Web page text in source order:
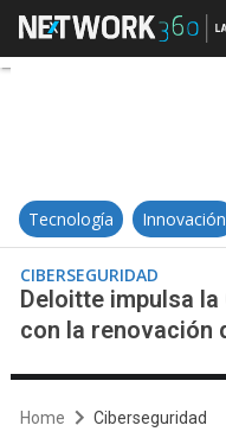
Tecnología Innovación
CIBERSEGURIDAD
Deloitte impulsa
con la renovación
Home Ciberseguridad